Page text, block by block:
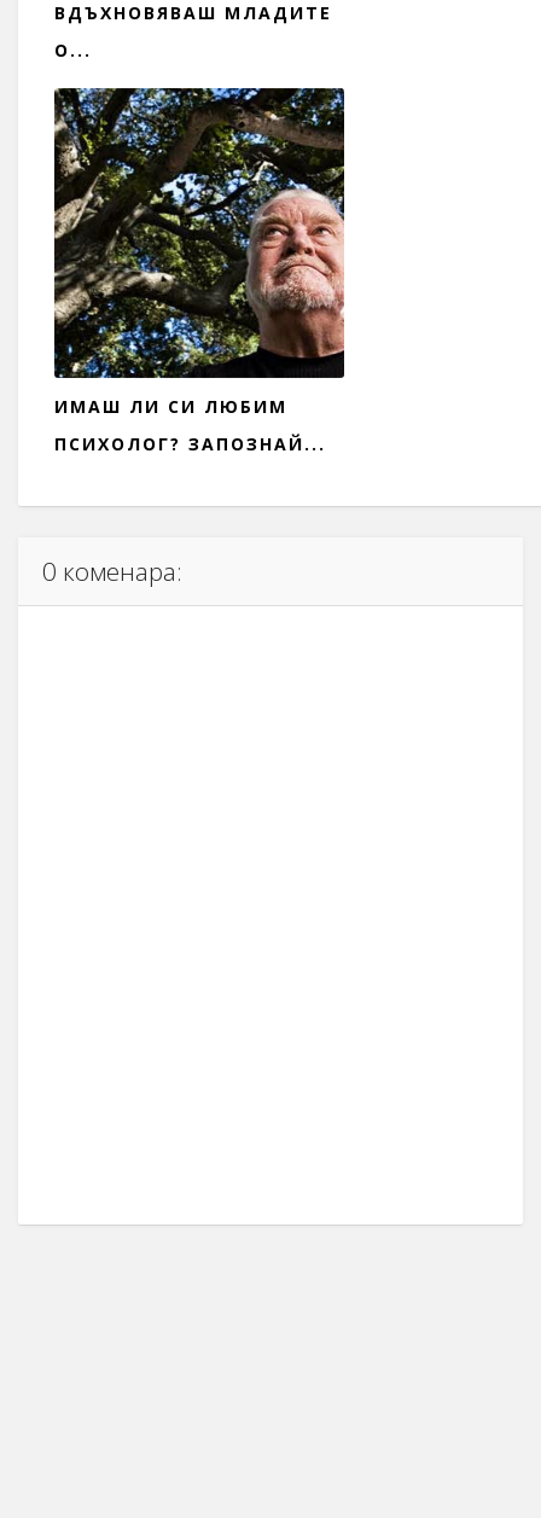
ВДЪХНОВЯВАШ МЛАДИТЕ
О...
ИМАШ ЛИ СИ ЛЮБИМ
ПСИХОЛОГ? ЗАПОЗНАЙ...
0 коменара: